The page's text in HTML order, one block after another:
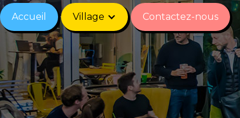
Accueil Village Contactez-nous